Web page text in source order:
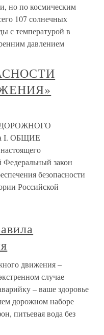
но по космическим
107 солнечных
с температурой в
давлением
I. ОБЩИЕ
Федеральный закон
безопасности
Российской
движения –
случае
– ваше здоровье
дорожном наборе
питьевая вода без